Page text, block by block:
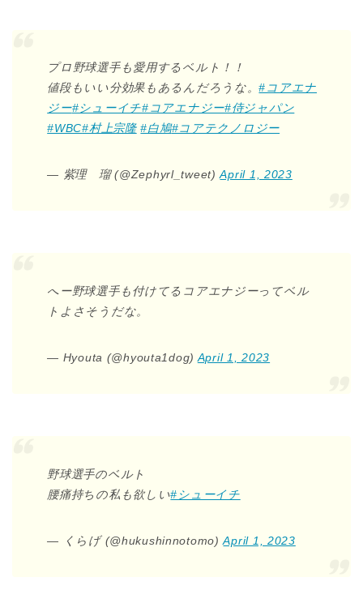
プロ野球選手も愛用するベルト！！
値段もいい分効果もあるんだろうな。#コアエナ
ジー#シューイチ#コアエナジー#侍ジャパン
#WBC#村上宗隆 #白鳩#コアテクノロジー
— 紫理 瑠 (@Zephyrl_tweet)April 1, 2023
へー野球選手も付けてるコアエナジーってベル
トよさそうだな。
— Hyouta (@hyouta1dog) April 1, 2023
野球選手のベルト
腰痛持ちの私も欲しい#シューイチ
— くらげ (@hukushinnotomo)April 1, 2023